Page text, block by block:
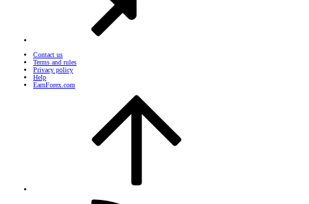
Contact us
Terms and rules
Privacy policy
Help
EarnForex.com